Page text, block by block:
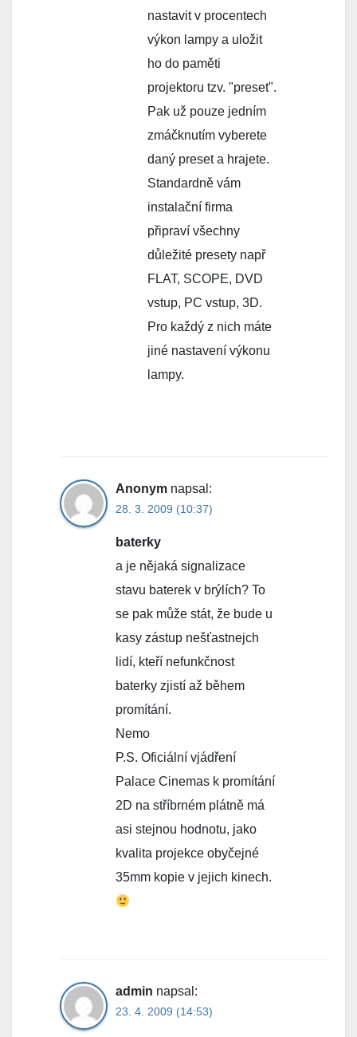
nastavit v procentech
výkon lampy a uložit
ho do paměti
projektoru tzv. "preset".
Pak už pouze jedním
zmáčknutím vyberete
daný preset a hrajete.
Standardně vám
instalační firma
připraví všechny
důležité presety např
FLAT, SCOPE, DVD
vstup, PC vstup, 3D.
Pro každý z nich máte
jiné nastavení výkonu
lampy.
Anonym napsal:
28. 3. 2009 (10:37)
baterky
a je nějaká signalizace
stavu baterek v brýlích? To
se pak může stát, že bude u
kasy zástup nešťastnejch
lidí, kteří nefunkčnost
baterky zjistí až během
promítání.
Nemo
P.S. Oficiální vjádření
Palace Cinemas k promítání
2D na stříbrném plátně má
asi stejnou hodnotu, jako
kvalita projekce obyčejné
35mm kopie v jejich kinech.
admin napsal:
23. 4. 2009 (14:53)